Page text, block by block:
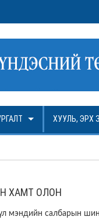
ХУУЛЬ, ЭРХ
ХАМТ ОЛОН
мэндийн салбарын